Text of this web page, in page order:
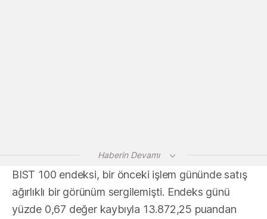
Haberin Devamı
BIST 100 endeksi, bir önceki işlem gününde satış
ağırlıklı bir görünüm sergilemişti. Endeks günü
yüzde 0,67 değer kaybıyla 13.872,25 puandan